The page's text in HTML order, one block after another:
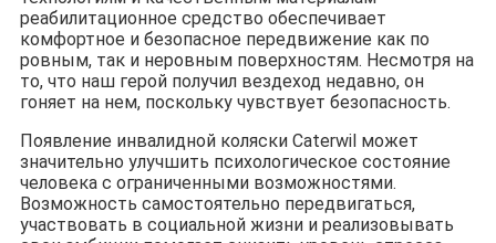
реабилитационное средство обеспечивает
комфортное и безопасное передвижение как по
ровным, так и неровным поверхностям. Несмотря на
то, что наш герой получил вездеход недавно, он
гоняет на нем, поскольку чувствует безопасность.
Появление инвалидной коляски Caterwil может
значительно улучшить психологическое состояние
человека с ограниченными возможностями.
Возможность самостоятельно передвигаться,
участвовать в социальной жизни и реализовывать